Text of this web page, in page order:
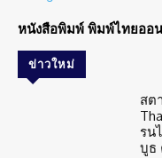
หนังสือพิมพ์ พิมพ์ไทยออ
ข่าวใหม่
สต
รน
บูธ